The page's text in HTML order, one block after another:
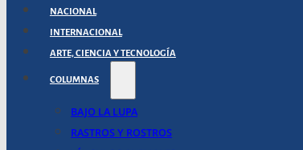
NACIONAL
INTERNACIONAL
ARTE, CIENCIA Y TECNOLOGÍA
COLUMNAS
BAJO LA LUPA
RASTROS Y ROSTROS